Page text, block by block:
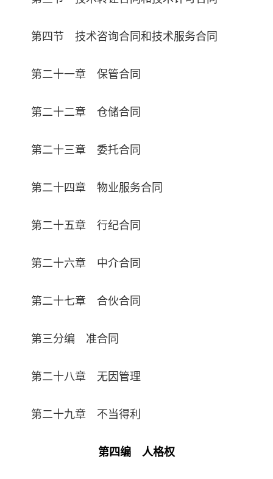
第四节 技术咨询合同和技术服务合同
第二十一章 保管合同
第二十二章 仓储合同
第二十三章 委托合同
第二十四章 物业服务合同
第二十五章 行纪合同
第二十六章 中介合同
第二十七章 合伙合同
第三分编 准合同
第二十八章 无因管理
第二十九章 不当得利
第四编 人格权